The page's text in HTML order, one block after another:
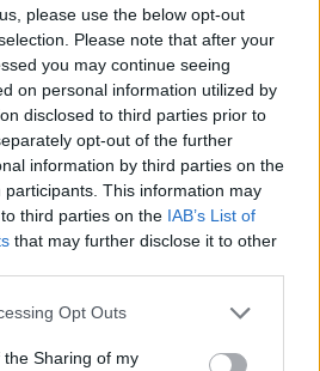
please use the below opt-out
Please note that after your
you may continue seeing
on personal information utilized by
disclosed to third parties prior to
opt-out of the further
information by third parties on the
participants. This information may
third parties on the IAB’s List of
that may further disclose it to other
app uses one or more Google
usage behaviour. You may click to
Opt Outs
Sharing of my
Αθήνας δεν είναι
Γεγονός που μάλλον
στη διατήρηση της
ατμόσφαιρας “γειτονιάς”. Η
καθώς τη μέρα γεμίζουν οι
της, τα καταστήματά της και
τη νύχτα τα μπαράκια της.
αλλά και ένα τζαμί, ένα
της Ελλάδας,